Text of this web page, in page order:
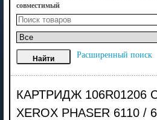
совместимый
Расширенный поиск
КАРТРИДЖ 106R01206
XEROX PHASER 6110 /